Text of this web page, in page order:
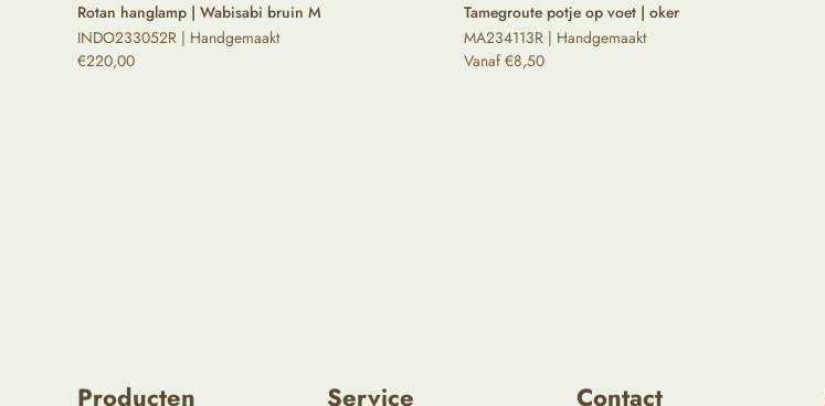
Rotan hanglamp | Wabisabi bruin M
INDO233052R | Handgemaakt
€220,00
Tamegroute potje op voet | oker
MA234113R | Handgemaakt
Vanaf €8,50
Producten Service Contact